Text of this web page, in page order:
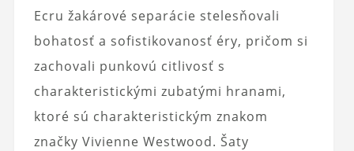
Ecru žakárové separácie stelesňovali
bohatosť a sofistikovanosť éry, pričom si
zachovali punkovú citlivosť s
charakteristickými zubatými hranami,
ktoré sú charakteristickým znakom
značky Vivienne Westwood. Šaty